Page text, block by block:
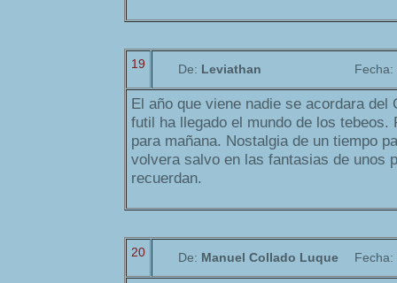
19 De: Leviathan Fecha:
El año que viene nadie se acordara del
futil ha llegado el mundo de los tebeos.
para mañana. Nostalgia de un tiempo
volvera salvo en las fantasias de unos
recuerdan.
20 De: Manuel Collado Luque Fecha: